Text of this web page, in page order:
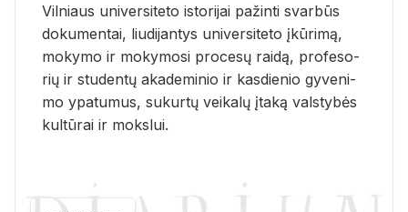
Vil­niaus uni­ver­si­te­to is­to­ri­jai pa­žin­ti svar­būs
do­ku­men­tai, liu­di­jan­tys uni­ver­si­te­to įkū­ri­mą,
mo­ky­mo ir mo­ky­mo­si pro­ce­sų rai­dą, pro­fe­so­
rių ir stu­den­tų aka­de­mi­nio ir kas­die­nio gy­ve­ni­
mo ypa­tu­mus, su­kur­tų vei­ka­lų įta­ką vals­ty­bės
kul­tū­rai ir moks­lui.